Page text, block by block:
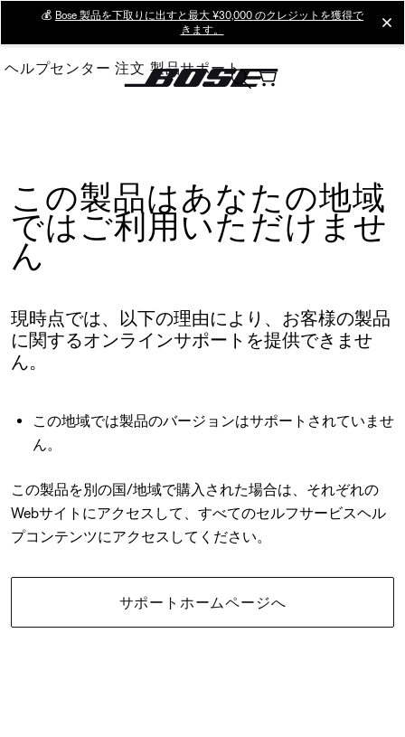
Main
💰 Bose 製品を下取りに出すと最大 ¥30,000 のクレジットを獲得で
きます。
ヘルプセンター 注文 製品サポート
この製品はあなたの地域
ではご利用いただけませ
ん
現時点では、以下の理由により、お客様の製品
に関するオンラインサポートを提供できませ
ん。
この地域では製品のバージョンはサポートされていませ
ん。
この製品を別の国/地域で購入された場合は、それぞれの
Webサイトにアクセスして、すべてのセルフサービスヘル
プコンテンツにアクセスしてください。
サポートホームページへ